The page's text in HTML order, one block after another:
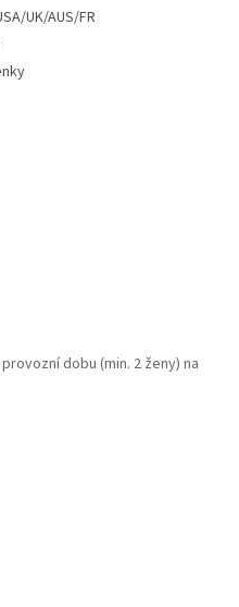
UK/AUS/FR
dobu (min. 2 ženy) na